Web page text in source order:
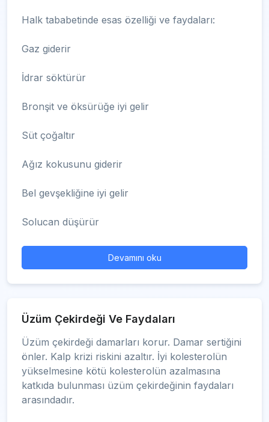
Halk tababetinde esas özelliği ve faydaları:
Gaz giderir
İdrar söktürür
Bronşit ve öksürüğe iyi gelir
Süt çoğaltır
Ağız kokusunu giderir
Bel gevşekliğine iyi gelir
Solucan düşürür
Devamını oku
Üzüm Çekirdeği Ve Faydaları
Üzüm çekirdeği damarları korur. Damar sertiğini
önler. Kalp krizi riskini azaltır. İyi kolesterolün
yükselmesine kötü kolesterolün azalmasına
katkıda bulunması üzüm çekirdeğinin faydaları
arasındadır.